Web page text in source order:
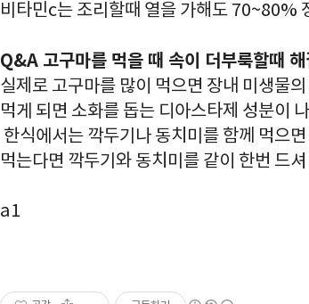
비타민c는 조리할때 열을 가해도 70~80%
Q&A 고구마를 먹을 때 속이 더부룩할때
실제로 고구마를 많이 먹으면 장내 미생물
먹게 되면 소화를 돕는 디아스타제 성분이
한식에서는 깍두기나 동치미를 함께 먹으
먹는다면 깍두기와 동치미를 같이 한번 드
a1